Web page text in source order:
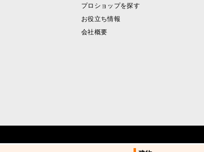
プロショップを探す
お役立ち情報
会社概要